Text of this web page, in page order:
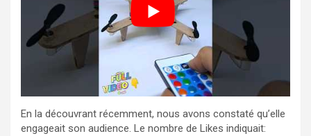
En la découvrant récemment, nous avons constaté qu’elle
engageait son audience. Le nombre de Likes indiquait: